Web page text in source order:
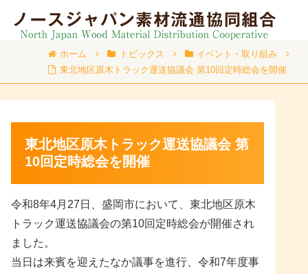
ホーム トピックス
イベント・取り組み
東北地区原木トラック運送協議会 第10回定時総会を開催
東北地区原木トラック運送協議会 第
10回定時総会を開催
令和8年4月27日、盛岡市において、東北地区原木
トラック運送協議会の第10回定時総会が開催され
ました。
当日は来賓を迎えたなか議事を進行、令和7年度事